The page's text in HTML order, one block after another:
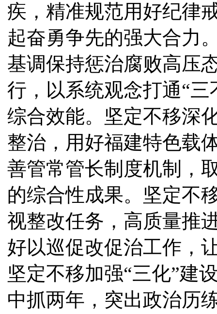
疾，精准规范用好纪律
起奋勇争先的强大合力
基调保持惩治腐败高压
行，以系统观念打通“
综合效能。坚定不移深
整治，用好福建特色载
善管常管长制度机制，
的综合性成果。坚定不
视整改任务，高质量推
好以巡促改促治工作，
坚定不移加强“三化”建
中抓两年，突出政治历